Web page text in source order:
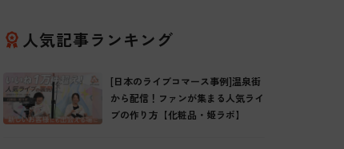
人気記事ランキング
[日本のライブコマース事例]温泉街
から配信！ファンが集まる人気ライ
ブの作り方【化粧品・姫ラボ】